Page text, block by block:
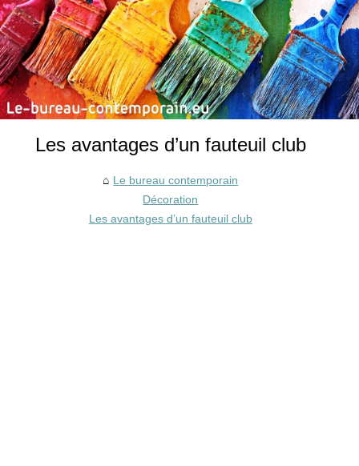
Les avantages d’un fauteuil club
Le bureau contemporain
Décoration
Les avantages d’un fauteuil club